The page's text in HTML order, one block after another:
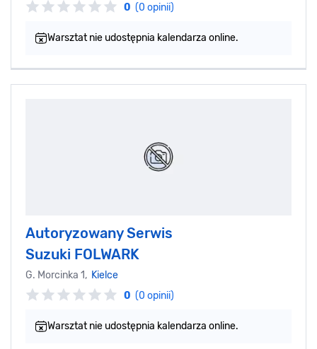
0 (0 opinii)
Warsztat nie udostępnia kalendarza online.
Autoryzowany Serwis
Suzuki FOLWARK
G. Morcinka 1, Kielce
0 (0 opinii)
Warsztat nie udostępnia kalendarza online.